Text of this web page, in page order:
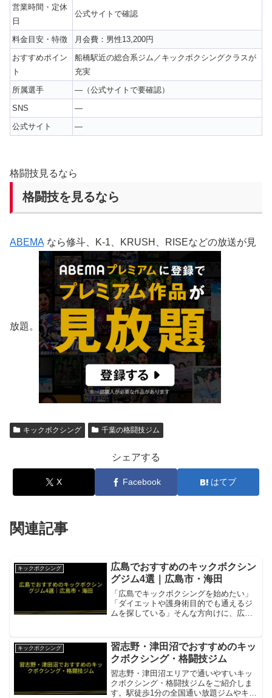
営業時間・定休
日
公式サイトで確認
料金目安・特徴
月会費：男性13,200円
おすすめポイン
ト
船橋駅近の総合系ジム／キックボクシングクラスが
充実
所属選手
—（公式サイトで要確認）
SNS
—
公式サイト
—
格闘技見るなら
格闘技を見るなら
ABEMA なら修斗、K-1、KRUSH、RISEなどの放送が見
放題。
キックボクシング 千葉の格闘技ジム
シェアする
X Facebook はてブ
関連記事
キックボクシング
広島でおすすめのキックボクシン
グジム4選｜広島市・海田
「広島でキックボクシングを始めたい」
「ダイエットや護身術目的でも通えるジ
ムを探している」そんな方向けに、広島
心部のキックボクシング特化スタジオ項
目内容所在地／最寄駅広...
キックボクシング
習志野・津田沼でおすすめのキッ
クボクシング・格闘技ジム
習志野・津田沼エリアで通いやすいキッ
クボクシング・格闘技ジムをご紹介しま
す。駅徒歩1分の全国通い放題ジムやキッ